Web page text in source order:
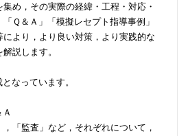
集め，その実際の経緯・工程・対応・
Ｑ＆Ａ」「模擬レセプト指導事例」
により，より良い対策，より実践的な
説します。
なっています。
，「監査」など，それぞれについて，